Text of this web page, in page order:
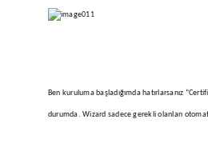
Ben kuruluma başladığımda hatırlarsanız
durumda. Wizard sadece gerekli olanları